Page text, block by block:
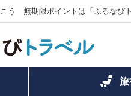
う 無期限ポイントは「ふるなびト